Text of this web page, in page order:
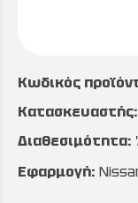
Κωδικός
Κατασκευαστής:
Διαθεσιμότητα:
Εφαρμογή: